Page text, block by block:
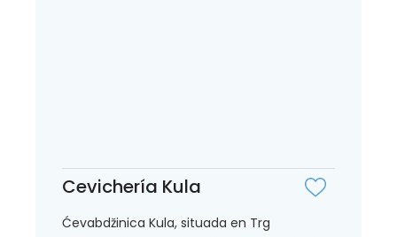
Cevichería Kula
Ćevabdžinica Kula, situada en Trg